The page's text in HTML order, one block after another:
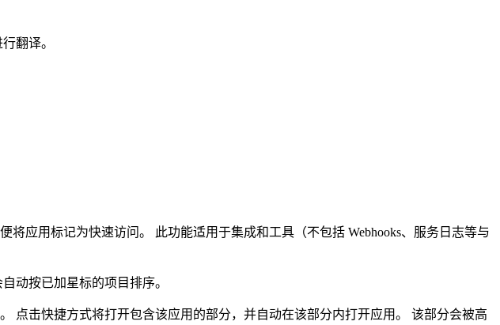
翻译。
应用标记为快速访问。 此功能适用于集成和工具（不包括 Webhooks、服务日志等与
动按已加星标的项目排序。
点击快捷方式将打开包含该应用的部分，并自动在该部分内打开应用。 该部分会被高